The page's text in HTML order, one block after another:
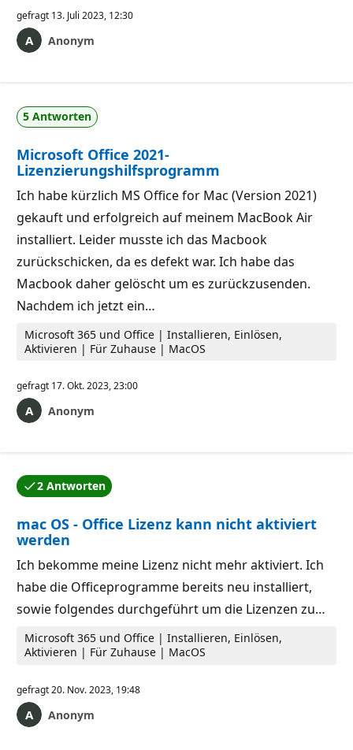
gefragt 13. Juli 2023, 12:30
Anonym
5 Antworten
Microsoft Office 2021-
Lizenzierungshilfsprogramm
Ich habe kürzlich MS Office for Mac (Version 2021)
gekauft und erfolgreich auf meinem MacBook Air
installiert. Leider musste ich das Macbook
zurückschicken, da es defekt war. Ich habe das
Macbook daher gelöscht um es zurückzusenden.
Nachdem ich jetzt ein…
Microsoft 365 und Office | Installieren, Einlösen,
Aktivieren | Für Zuhause | MacOS
gefragt 17. Okt. 2023, 23:00
Anonym
2 Antworten
Eine der Antworten wurde vom Autor der Frage
mac OS - Office Lizenz kann nicht aktiviert
werden
Ich bekomme meine Lizenz nicht mehr aktiviert. Ich
habe die Officeprogramme bereits neu installiert,
sowie folgendes durchgeführt um die Lizenzen zu…
Microsoft 365 und Office | Installieren, Einlösen,
Aktivieren | Für Zuhause | MacOS
gefragt20. Nov. 2023, 19:48
Anonym